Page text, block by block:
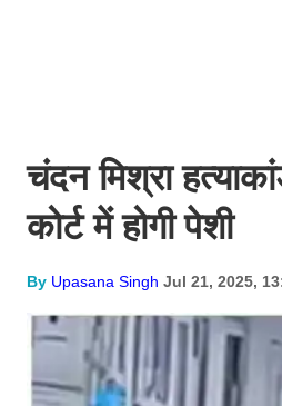
चंदन मिश्रा
कोर्ट में होगी पेशी
By Upasana Singh Jul 21, 2025,